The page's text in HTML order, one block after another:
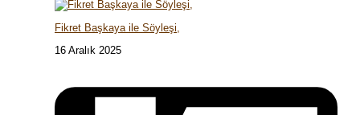
Fikret Başkaya ile Söyleşi,
16 Aralık 2025